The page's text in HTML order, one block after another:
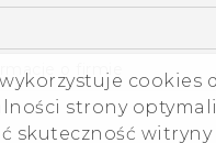
cookies
strony
skuteczność
dotyczące
English - User manual
- Safety and
o firmie